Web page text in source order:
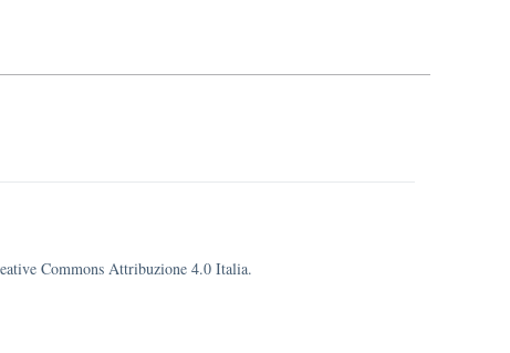
Commons Attribuzione 4.0 Italia.